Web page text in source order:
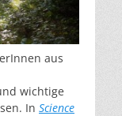
aus
wichtige
In Science